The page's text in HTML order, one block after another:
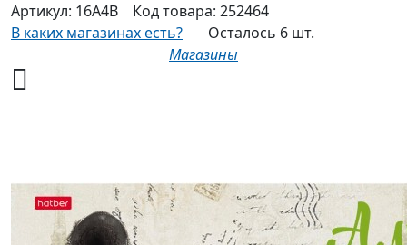
Артикул: 16А4В Код товара: 252464
В каких магазинах есть?
Осталось 6 шт.
Магазины